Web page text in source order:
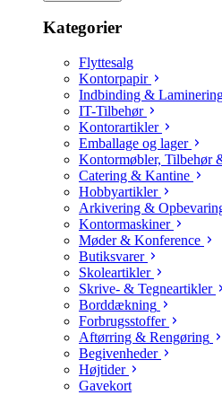
Kategorier
Flyttesalg
Kontorpapir
Indbinding &
IT-Tilbehør
Kontorartikler
Emballage og lager
Kontormøbler, Tilbehør
Catering & Kantine
Hobbyartikler
Arkivering &
Kontormaskiner
Møder & Konference
Butiksvarer
Skoleartikler
Skrive- & Tegneartikler
Borddækning
Forbrugsstoffer
Aftørring & Rengøring
Begivenheder
Højtider
Gavekort